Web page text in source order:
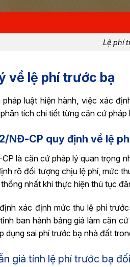
Lệ phí
về lệ phí trước bạ
luật hiện hành, việc xác
tích chi tiết từng căn cứ
NĐ-CP quy định về lệ
là căn cứ pháp lý quan trọng
rõ đối tượng chịu lệ phí, mức
nhất khi thực hiện thủ tục
xác định mức thu lệ phí
ban hành bảng giá làm căn
dụng sai phí trước bạ nhà đất
giá tính lệ phí trước bạ